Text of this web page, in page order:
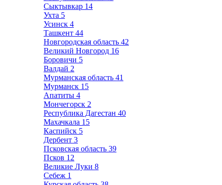
Сыктывкар 14
Ухта 5
Усинск 4
Ташкент 44
Новгородская область 42
Великий Новгород 16
Боровичи 5
Валдай 2
Мурманская область 41
Мурманск 15
Апатиты 4
Мончегорск 2
Республика Дагестан 40
Махачкала 15
Каспийск 5
Дербент 3
Псковская область 39
Псков 12
Великие Луки 8
Себеж 1